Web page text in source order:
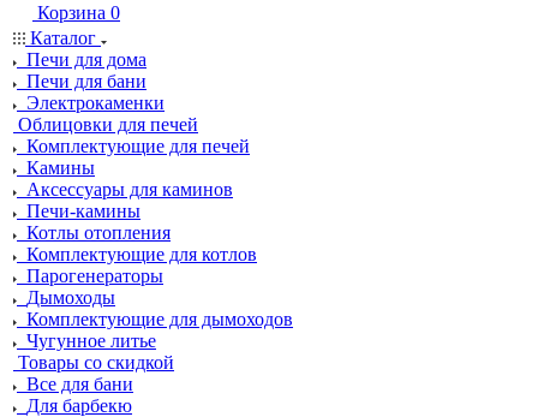
Корзина 0
Каталог
Печи для дома
Печи для бани
Электрокаменки
Облицовки для печей
Комплектующие для печей
Камины
Аксессуары для каминов
Печи-камины
Котлы отопления
Комплектующие для котлов
Парогенераторы
Дымоходы
Комплектующие для дымоходов
Чугунное литье
Товары со скидкой
Все для бани
Для барбекю